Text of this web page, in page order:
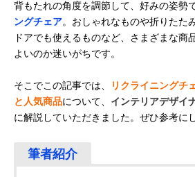
背もたれの角度を調節して、好みの姿勢
ングチェア。おしゃれなものや折りたた
ドアでも使えるものなど、さまざまな商
よいのか迷いがちです。
そこでこの記事では、
リクライニングチ
と人気商品について、 インテリアデザイ
に解説していただきました。ぜひ参考に